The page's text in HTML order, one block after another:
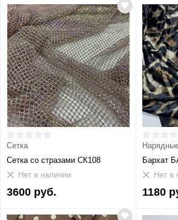
Сетка
Сетка со стразами СК108
Нет в наличии
3600 руб.
Бархат
Нет в
1180